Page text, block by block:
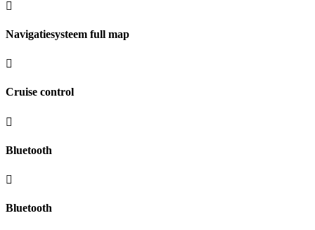
Navigatiesysteem full map
Cruise control
Bluetooth
Bluetooth